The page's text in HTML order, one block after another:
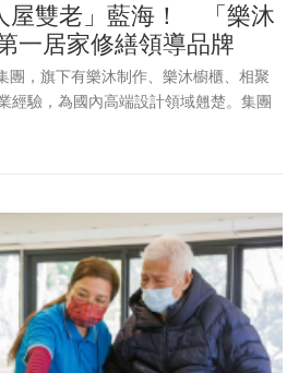
屋雙老」藍海！ 「樂沐
一居家修繕領導品牌
團，旗下有樂沐制作、樂沐櫥櫃、相聚
經驗，為國內高端設計領域翹楚。集團
，領軍打造「樂沐邸家」，整合設計、